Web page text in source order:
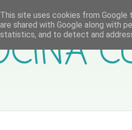
This site uses cookies from Google
are shared with Google along with
statistics, and to detect and